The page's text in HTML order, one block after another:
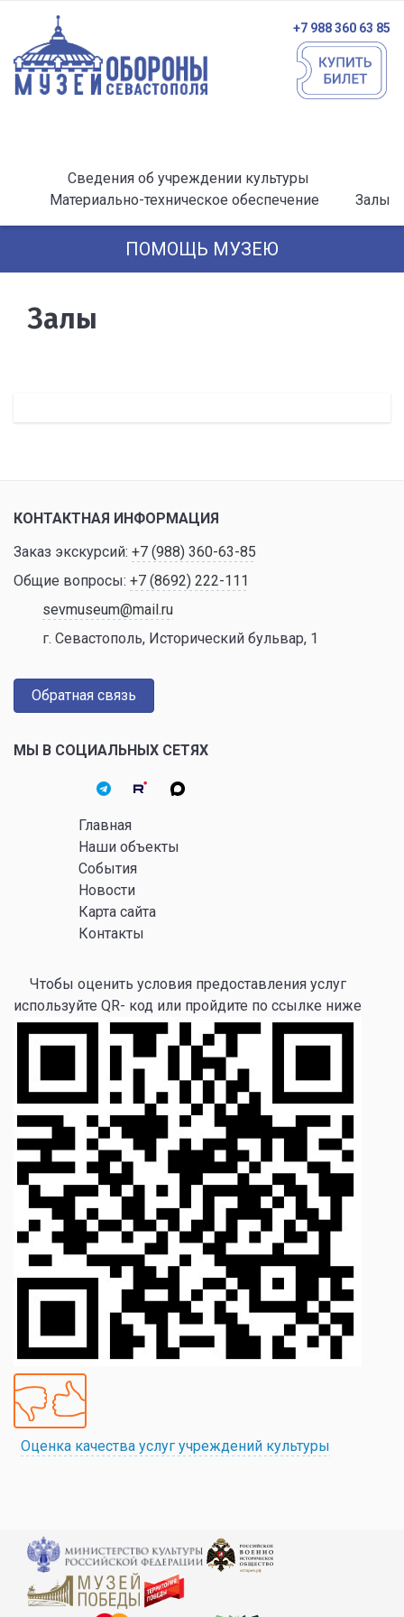
+7 988 360 63 85
Сведения об учреждении культуры
Материально-техническое обеспечение
Залы
ПОМОЩЬ МУЗЕЮ
Залы
КОНТАКТНАЯ ИНФОРМАЦИЯ
Заказ экскурсий: +7 (988) 360-63-85
Общие вопросы: +7 (8692) 222-111
sevmuseum@mail.ru
г. Севастополь, Исторический бульвар, 1
Обратная связь
МЫ В СОЦИАЛЬНЫХ СЕТЯХ
Главная
Наши объекты
События
Новости
Карта сайта
Контакты
Чтобы оценить условия предоставления услуг
используйте QR- код или пройдите по ссылке ниже
Оценка качества услуг учреждений культуры